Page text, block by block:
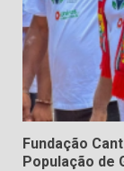
Fundação
População de